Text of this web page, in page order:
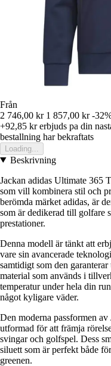
Från
2 746,00 kr 1 857,00 kr -
+92,85 krerbjuds pa din
bestallning har bekraftats
Loading...
Beskrivning
Jackan adidas Ultimate 365
som vill kombinera stil och
berömda märket adidas, är
som är dedikerad till golfare
prestationer.
Denna modell är tänkt att
vare sin avancerade
samtidigt som den
material som används i
temperatur under hela din
något kyligare väder.
Den moderna passformen
utformad för att främja
svingar och golfspel. Dess
siluett som är perfekt både
greenen.